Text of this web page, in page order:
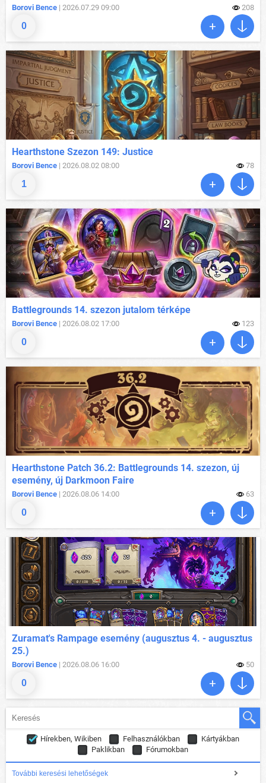
0
Borovi Bence | 2026.07.29 09:00 208
1
Hearthstone Szezon 149: Justice
Borovi Bence | 2026.08.02 08:00 78
0
Battlegrounds 14. szezon jutalom térképe
Borovi Bence | 2026.08.02 17:00 123
0
Hearthstone Patch 36.2: Battlegrounds 14. szezon, új
esemény, új Darkmoon Faire
Borovi Bence | 2026.08.06 14:00 63
0
Zuramat's Rampage esemény (augusztus 4. - augusztus
25.)
Borovi Bence | 2026.08.06 16:00 50
Hírekben, Wikiben Felhasználókban
Kártyákban
Paklikban
Fórumokban
További keresési lehetőségek